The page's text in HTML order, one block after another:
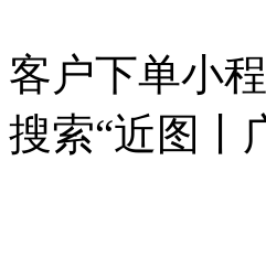
客户下单小
搜索“近图丨